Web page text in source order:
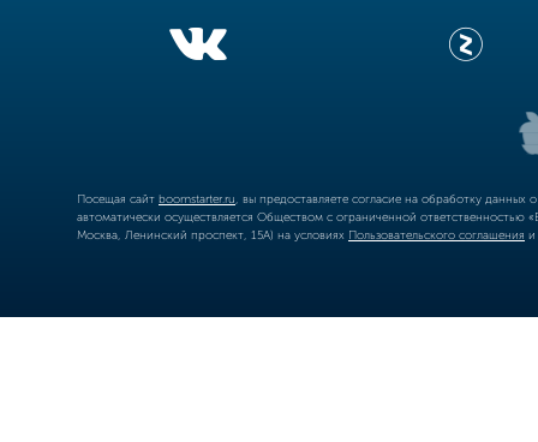
Посещая сайт boomstarter.ru , вы предоставляете согласие на обработку
автоматически осуществляется Обществом с ограниченной
Москва, Ленинский проспект, 15А) на условиях Пользовательского соглашения и